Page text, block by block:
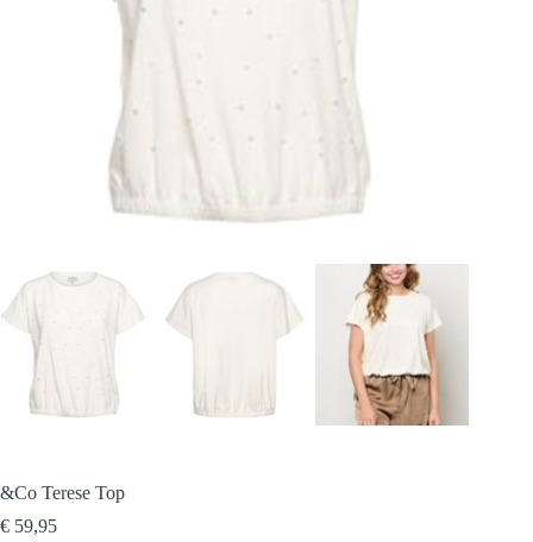
&Co Terese Top
€ 59,95